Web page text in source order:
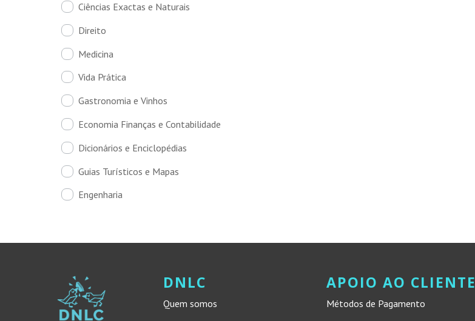
Ciências Exactas e Naturais
Direito
Medicina
Vida Prática
Gastronomia e Vinhos
Economia Finanças e Contabilidade
Dicionários e Enciclopédias
Guias Turísticos e Mapas
Engenharia
DNLC
Quem somos
APOIO AO CLIENTE
Métodos de Pagamento